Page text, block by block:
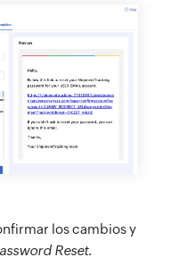
los cambios y
Reset.